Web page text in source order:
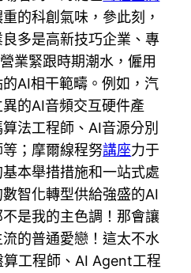
的科創氣味，參此刻，
多是高新技巧企業、專
業緊跟時期潮水，僱用
AI相干範疇。例如，汽
的AI音頻交互硬件產
法工程師、AI音源分別
；摩爾線程努講座力于
本舉措措施和一站式處
智化轉型供給強盛的AI
是我的主色調！那會讓
的普通愛戀！這太不水
工程師、AI Agent工程